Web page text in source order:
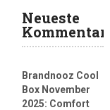
Neueste
Brandnooz Cool
Box November
2025: Comfort